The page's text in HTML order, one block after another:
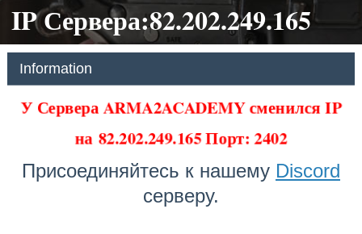
IP Сервера:82.202.249.165
Information
У Сервера ARMA2ACADEMY сменился IP
на82.202.249.165 Порт: 2402
Присоединяйтесь к нашему Discord
серверу.